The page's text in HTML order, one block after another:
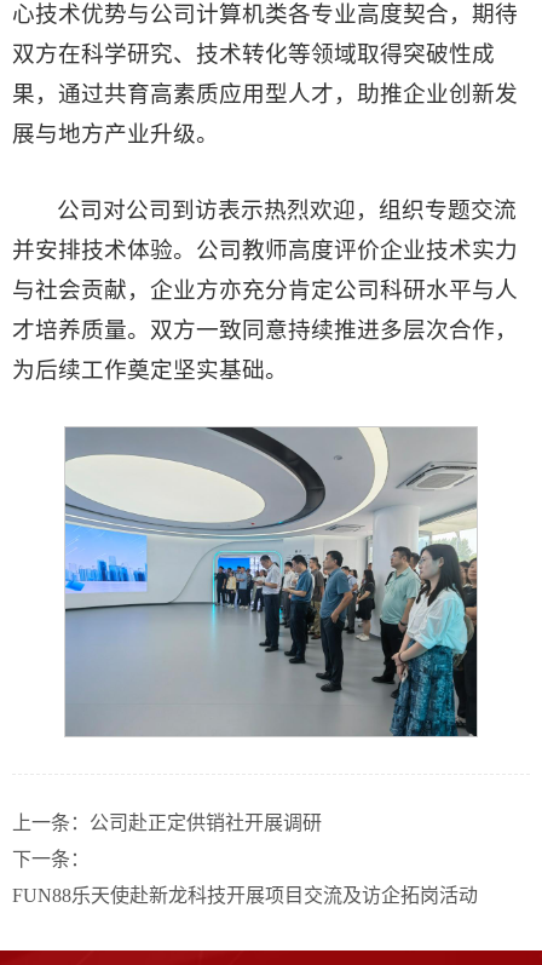
心技术优势与公司计算机类各专业高度契合，期待
双方在科学研究、技术转化等领域取得突破性成
果，通过共育高素质应用型人才，助推企业创新发
展与地方产业升级。
公司对公司到访表示热烈欢迎，组织专题交流
并安排技术体验。公司教师高度评价企业技术实力
与社会贡献，企业方亦充分肯定公司科研水平与人
才培养质量。双方一致同意持续推进多层次合作，
为后续工作奠定坚实基础。
上一条： 公司赴正定供销社开展调研
下一条：
​FUN88乐天使赴新龙科技开展项目交流及访企拓岗活动